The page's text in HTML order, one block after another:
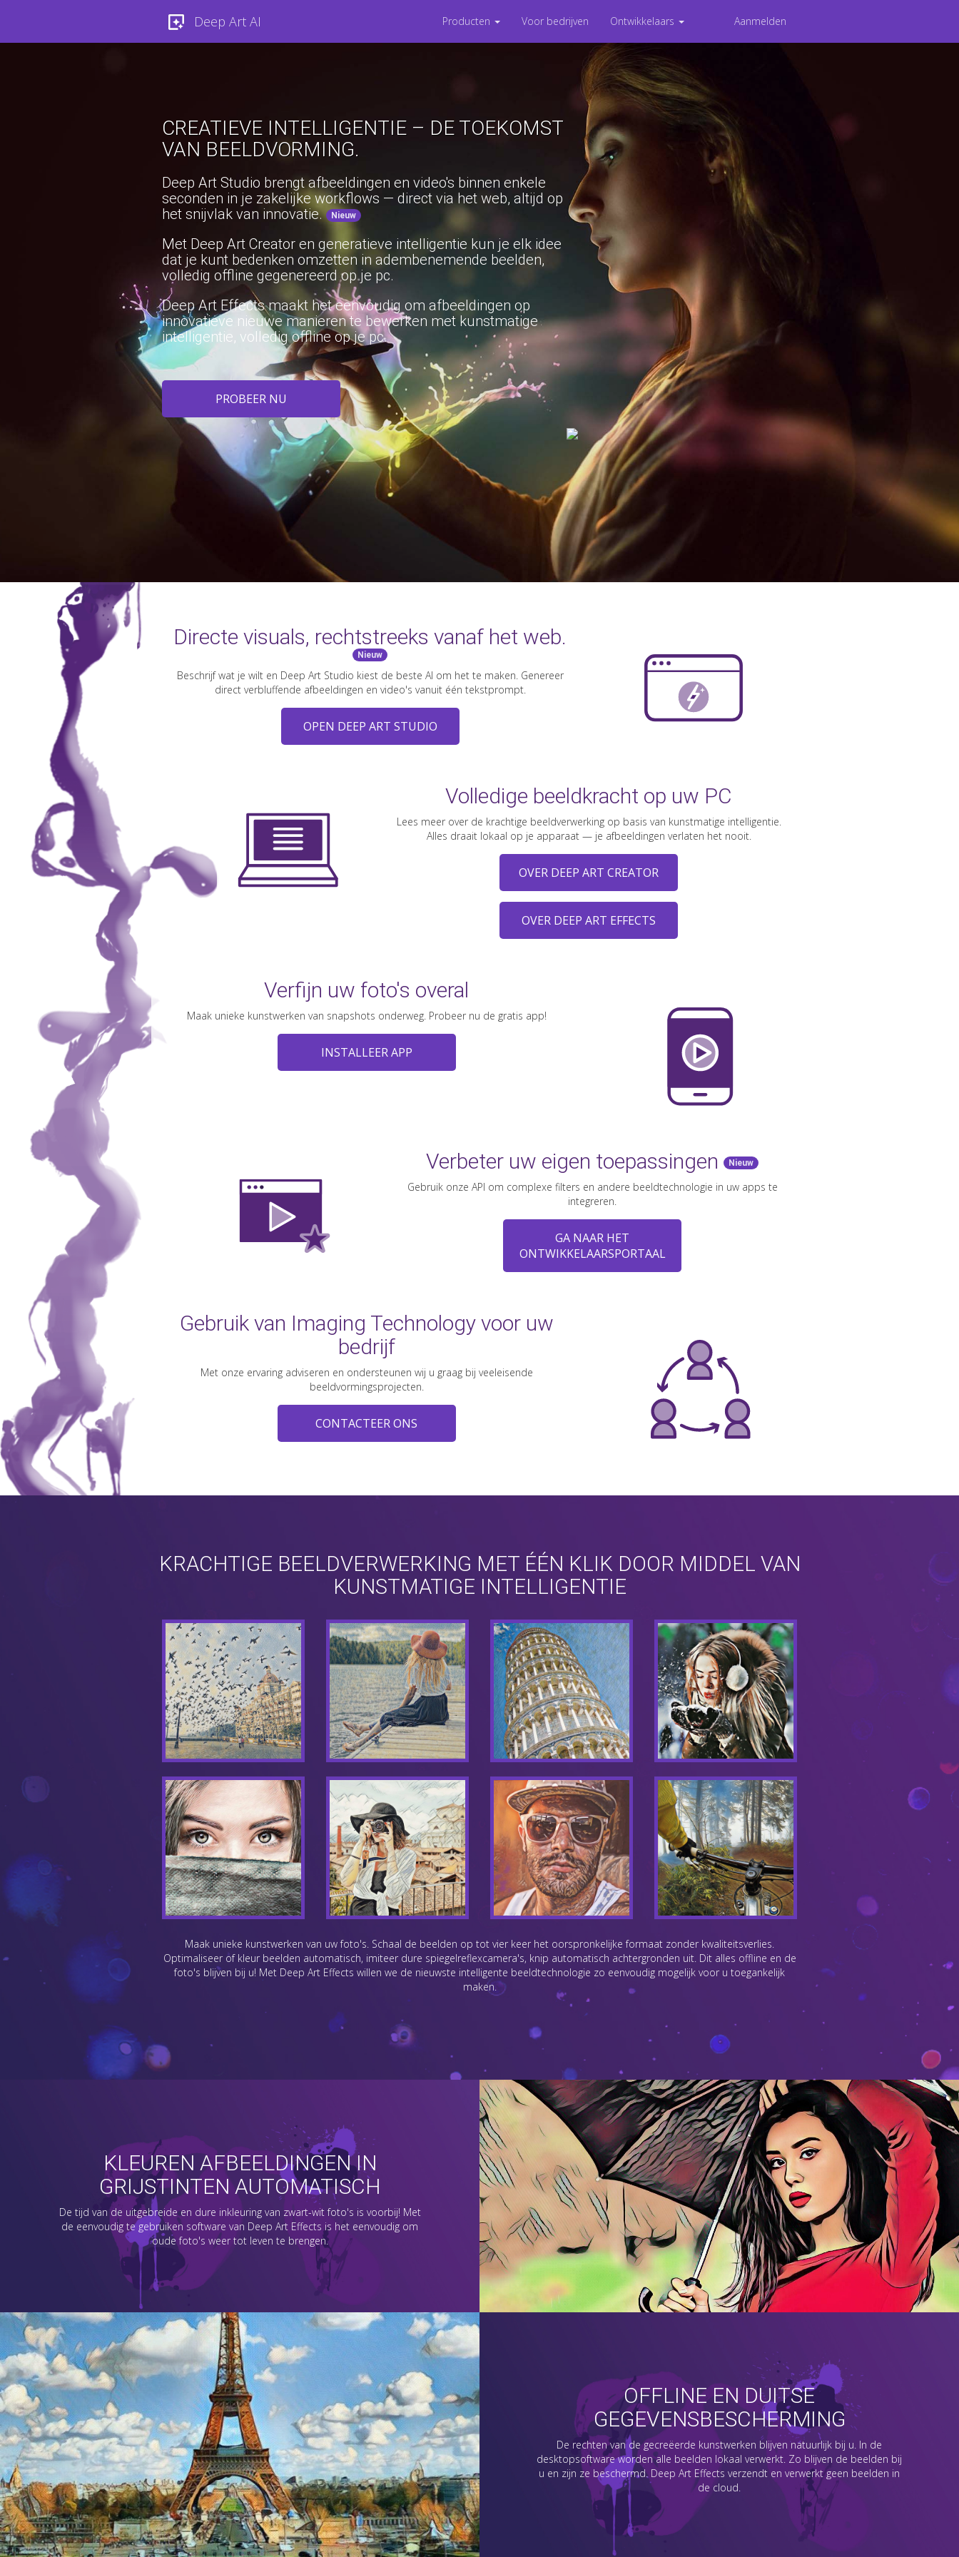
Deep Art AI Producten Voor bedrijven Ontwikkelaars Aanmelden
CREATIEVE INTELLIGENTIE – DE TOEKOMST
VAN BEELDVORMING.
Deep Art Studio brengt afbeeldingen en video's binnen enkele
seconden in je zakelijke workflows — direct via het web, altijd op
het snijvlak van innovatie. Nieuw
Met Deep Art Creator en generatieve intelligentie kun je elk idee
dat je kunt bedenken omzetten in adembenemende beelden,
volledig offline gegenereerd op je pc.
Deep Art Effects maakt het eenvoudig om afbeeldingen op
innovatieve nieuwe manieren te bewerken met kunstmatige
intelligentie, volledig offline op je pc.
PROBEER NU
Directe visuals, rechtstreeks vanaf het web.
Nieuw
Beschrijf wat je wilt en Deep Art Studio kiest de beste AI om het te maken. Genereer
direct verbluffende afbeeldingen en video's vanuit één tekstprompt.
OPEN DEEP ART STUDIO
Volledige beeldkracht op uw PC
Lees meer over de krachtige beeldverwerking op basis van kunstmatige intelligentie.
Alles draait lokaal op je apparaat — je afbeeldingen verlaten het nooit.
OVER DEEP ART CREATOR
OVER DEEP ART EFFECTS
Verfijn uw foto's overal
Maak unieke kunstwerken van snapshots onderweg. Probeer nu de gratis app!
INSTALLEER APP
Verbeter uw eigen toepassingen Nieuw
Gebruik onze API om complexe filters en andere beeldtechnologie in uw apps te
integreren.
GA NAAR HET
ONTWIKKELAARSPORTAAL
Gebruik van Imaging Technology voor uw
bedrijf
Met onze ervaring adviseren en ondersteunen wij u graag bij veeleisende
beeldvormingsprojecten.
CONTACTEER ONS
KRACHTIGE BEELDVERWERKING MET ÉÉN KLIK DOOR MIDDEL VAN
KUNSTMATIGE INTELLIGENTIE
Maak unieke kunstwerken van uw foto's. Schaal de beelden op tot vier keer het oorspronkelijke formaat zonder kwaliteitsverlies.
Optimaliseer of kleur beelden automatisch, imiteer dure spiegelreflexcamera's, knip automatisch achtergronden uit. Dit alles offline en de
foto's blijven bij u! Met Deep Art Effects willen we de nieuwste intelligente beeldtechnologie zo eenvoudig mogelijk voor u toegankelijk
maken.
KLEUREN AFBEELDINGEN IN
GRIJSTINTEN AUTOMATISCH
De tijd van de uitgebreide en dure inkleuring van zwart-wit foto's is voorbij! Met
de eenvoudig te gebruiken software van Deep Art Effects is het eenvoudig om
oude foto's weer tot leven te brengen.
OFFLINE EN DUITSE
GEGEVENSBESCHERMING
De rechten van de gecreëerde kunstwerken blijven natuurlijk bij u. In de
desktopsoftware worden alle beelden lokaal verwerkt. Zo blijven de beelden bij
u en zijn ze beschermd. Deep Art Effects verzendt en verwerkt geen beelden in
de cloud.